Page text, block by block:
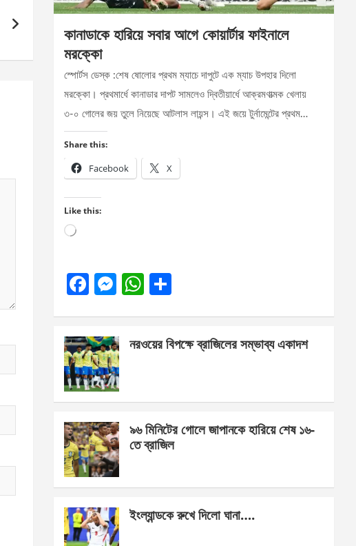
কানাডাকে হারিয়ে সবার আগে কোয়ার্টার ফাইনালে
মরক্কো
স্পোর্টস ডেস্ক :শেষ ষোলোর প্রথম ম্যাচে দাপুটে এক ম্যাচ উপহার দিলো
মরক্কো। প্রথমার্ধে কানাডার দাপট সামলেও দ্বিতীয়ার্ধে আক্রমণাত্মক খেলায়
৩-০ গোলের জয় তুলে নিয়েছে আটলাস লায়ন্স। এই জয়ে টুর্নামেন্টের প্রথম…
Share this:
Facebook X
Like this:
Loading…
F
b
o
o
k
M
n
g
er
W
s
e
নরওয়ের বিপক্ষে ব্রাজিলের সম্ভাব্য একাদশ
৯৬ মিনিটের গোলে জাপানকে হারিয়ে শেষ ১৬-
তে ব্রাজিল
ইংল্যান্ডকে রুখে দিলো ঘানা….